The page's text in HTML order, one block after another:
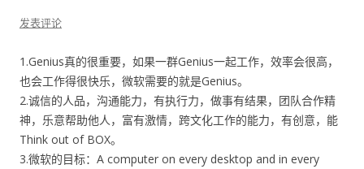
发表评论
1.Genius真的很重要，如果一群Genius一起工作，效率会很高，
也会工作得很快乐，微软需要的就是Genius。
2.诚信的人品，沟通能力，有执行力，做事有结果，团队合作精
神，乐意帮助他人，富有激情，跨文化工作的能力，有创意，能
Think out of BOX。
3.微软的目标：A computer on every desktop and in every